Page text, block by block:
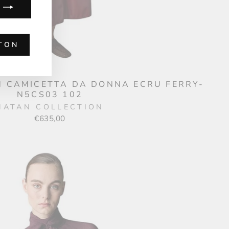
CAMICETTA DA DONNA ECRU FERRY-
N5CS03 102
COLLECTION
€635,00